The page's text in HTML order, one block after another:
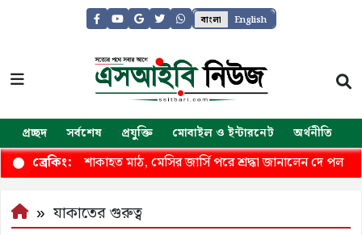
বাংলা English
প্রচ্ছদ সর্বশেষ প্রযুক্তি মোবাইল ও ইন্টারনেট অর্থনীতি
ব্রেকিং:
মৃত্যুতে শোকাহত মাঠ, মেসির জার্সি পরে শ্রদ্ধা জানালেন দে পল
যাকাতের গুরুত্ব